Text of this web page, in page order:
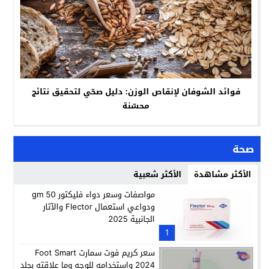
فوائد الشوفان لإنقاص الوزن: دليل صحّي لتحقيق نتائج
محسّنة
صحة
الأكثر مشاهدة الأكثر شعبية
1
مواصفات وسعر دواء فليكتور 50 gm
ودواعي استعمال Flector والآثار
الجانبية 2025
سعر كريم فوت سمارت Foot Smart
2024 واستخدامه للوجه وما علاقته بجلد